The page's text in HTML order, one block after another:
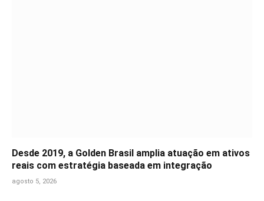
Desde 2019, a Golden Brasil amplia atuação em ativos
reais com estratégia baseada em integração
agosto 5, 2026